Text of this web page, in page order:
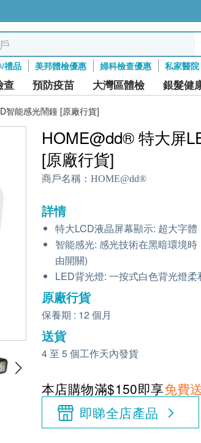
禮品 美邦體檢優惠 婦科檢查優惠 私家醫院
查 預防疫苗 大灣區體檢 銀髮健
智能感光鬧鐘 [原廠行貨]
HOME@dd® 特大屏
[原廠行貨]
商戶名稱： HOME@dd®
詳情
特大LCD液晶屏幕顯示: 超大字體
智能感光: 感光技術在黑暗環境
由開關)
LED背光燈: 一按式白色背光燈
原廠行貨
保養期 : 12 個月
送貨
4 至 5 個工作天內發貨
本店購物滿$150即享免費
即睇全店產品